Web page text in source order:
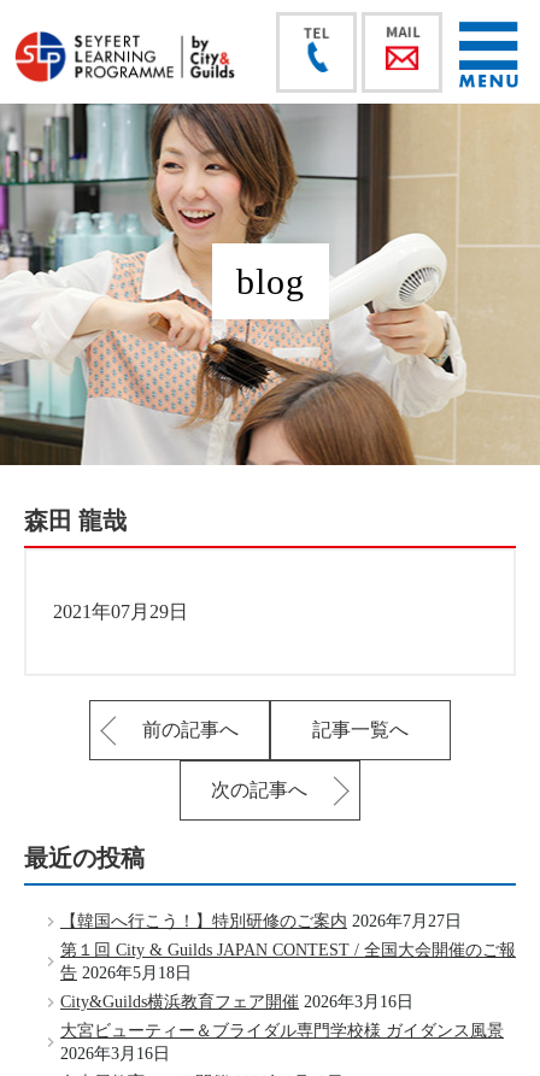
blog
森田 龍哉
2021年07月29日
前の記事へ 記事一覧へ
次の記事へ
最近の投稿
【韓国へ行こう！】特別研修のご案内 2026年7月27日
第１回 City & Guilds JAPAN CONTEST / 全国大会開催のご報
告 2026年5月18日
City&Guilds横浜教育フェア開催 2026年3月16日
大宮ビューティー＆ブライダル専門学校様 ガイダンス風景
2026年3月16日